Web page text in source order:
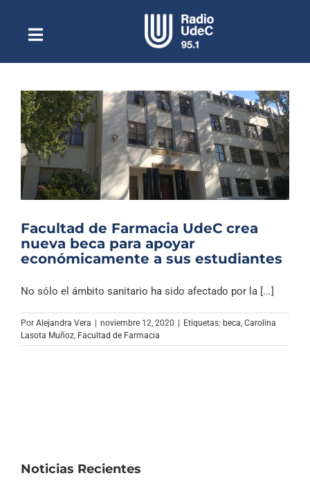
contenidoToggle
NavigationEscuchar Radio UdeC en vivo
Quiénes Somos
Programación
Podcast
Noticias
Columnas
Música Clásica
Especiales
Archivo Sonoro
Facultad de Farmacia UdeC crea
nueva beca para apoyar
económicamente a sus estudiantes
No sólo el ámbito sanitario ha sido afectado por la [...]
Por Alejandra Vera | noviembre 12, 2020 | Etiquetas: beca Carolina
Lasota Muñoz Facultad de Farmacia
Noticias Recientes